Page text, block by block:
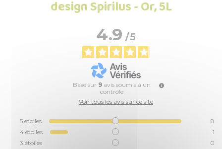
design Spirilus - Or, 5L
4.9/5
Basé sur 9 avis soumis à un
contrôle
Voir tous les avis sur ce site
5 étoiles
8
4 étoiles
1
3 étoiles
0